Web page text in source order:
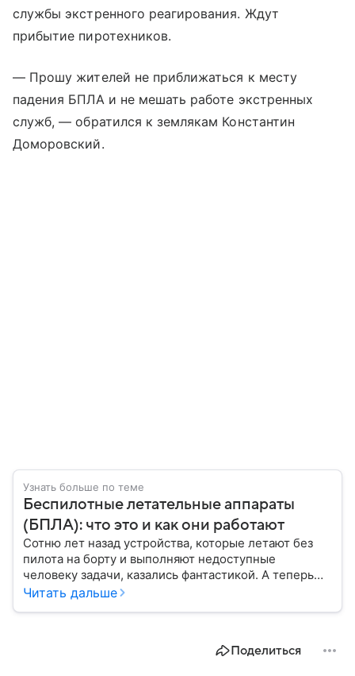
службы экстренного реагирования. Ждут
прибытие пиротехников.
— Прошу жителей не приближаться к месту
падения БПЛА и не мешать работе экстренных
служб, — обратился к землякам Константин
Доморовский.
Узнать больше по теме
Беспилотные летательные аппараты
(БПЛА): что это и как они работают
Сотню лет назад устройства, которые летают без
пилота на борту и выполняют недоступные
человеку задачи, казались фантастикой. А теперь
они стали реальностью: собрали главное о
Читать дальше
Поделиться